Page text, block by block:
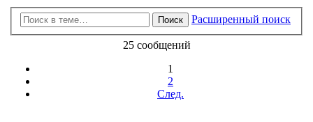
Поиск Расширенный поиск
25 сообщений
1
2
След.